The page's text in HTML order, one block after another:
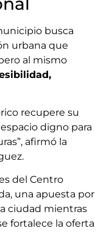
busca
urbana que
al mismo
recupere su
digno para
afirmó la
del Centro
una apuesta por
ciudad mientras
fortalece la oferta